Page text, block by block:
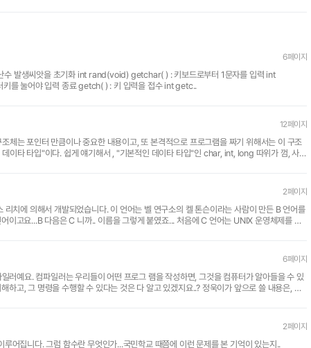
6페이지
getchar(); 키보드로부터 1문자를 입력받는다.(Echo on) 엔터키를 눌어야 입력 종료 getch( ) : 키 입력을 접수 int getc..
12페이지
"인 char, int, long 따위가 껌, 사
2페이지
치에 의해서 개발되었습니다. 이 언어는 벨 연구소의 켈 톤슨이라는 사람이 만든 B 언어를
6페이지
러예요. 컴파일러는 우리들이 어떤 프로그 램을 작성하면, 그것을 컴퓨터가 알아들을 수 있
2페이지
어집니다. 그럼 함수란 무엇인가...국민학교 때쯤에 이런 문제를 본 기억이 있는지..